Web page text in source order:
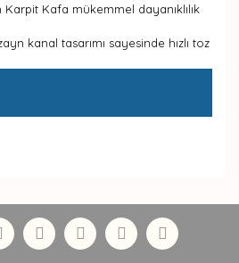
Kafa mükemmel dayanıklılık
kanal tasarımı sayesinde hızlı toz
Yorum Yaz
iletebilirsiniz.
teşekkür ederiz.